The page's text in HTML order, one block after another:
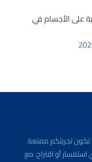
على الأجسام في
تكون تجربتكم ممتعة
استفسار أو اقتراح. مع